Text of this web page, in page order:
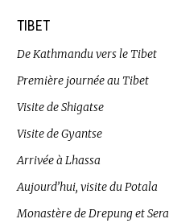
TIBET
De Kathmandu vers le Tibet
Première journée au Tibet
Visite de Shigatse
Visite de Gyantse
Arrivée à Lhassa
Aujourd’hui, visite du Potala
Monastère de Drepung et Sera